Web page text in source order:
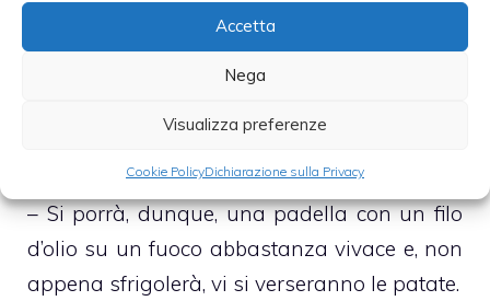
Accetta
Nega
Visualizza preferenze
Cookie PolicyDichiarazione sulla Privacy
abbastanza grandi, il nostro petto di pollo,
così da ottenerne uno spezzatino che si
– Si porrà, dunque, una padella con un filo
d’olio su un fuoco abbastanza vivace e, non
appena sfrigolerà, vi si verseranno le patate.